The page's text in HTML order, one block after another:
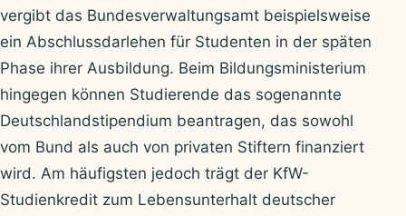
vergibt das Bundesverwaltungsamt beispielsweise
ein Abschlussdarlehen für Studenten in der späten
Phase ihrer Ausbildung. Beim Bildungsministerium
hingegen können Studierende das sogenannte
Deutschlandstipendium beantragen, das sowohl
vom Bund als auch von privaten Stiftern finanziert
wird. Am häufigsten jedoch trägt der KfW-
Studienkredit zum Lebensunterhalt deutscher